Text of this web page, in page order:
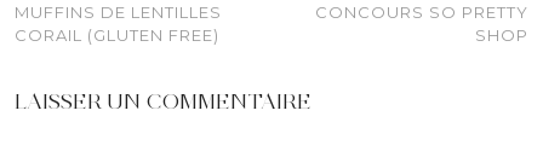
MUFFINS DE LENTILLES
CORAIL (GLUTEN FREE)
CONCOURS SO PRETTY
SHOP
LAISSER UN COMMENTAIRE